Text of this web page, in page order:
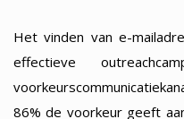
Het vinden van e-
effectieve
86% de voorkeur geeft